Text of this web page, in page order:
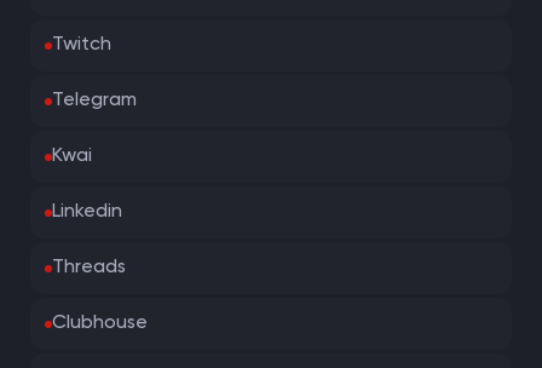
Twitch
Telegram
Kwai
Linkedin
Threads
Clubhouse